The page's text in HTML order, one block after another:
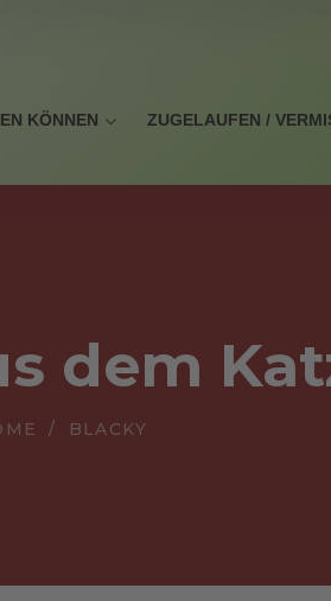
KÖNNEN ZUGELAUFEN /
BLACKY
dem